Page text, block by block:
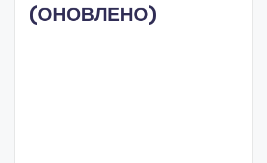
(ОНОВЛЕНО)